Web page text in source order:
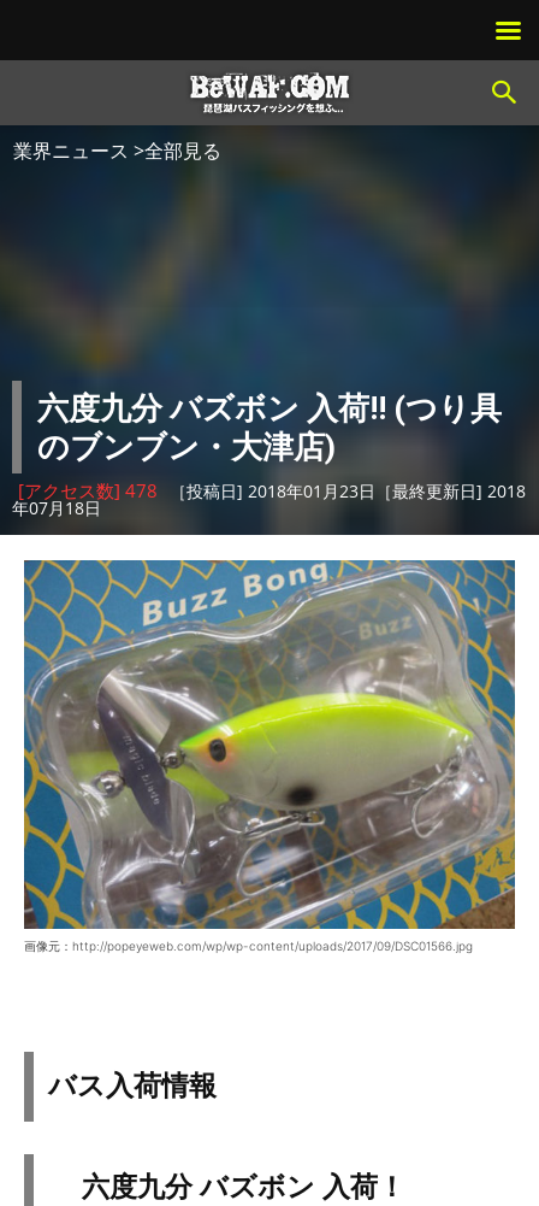
業界ニュース >全部見る
六度九分 バズボン 入荷!! (つり具
のブンブン・大津店)
[アクセス数] 478 ［投稿日] 2018年01月23日［最終更新日] 2018
年07月18日
画像元：http://popeyeweb.com/wp/wp-content/uploads/2017/09/DSC01566.jpg
バス入荷情報
六度九分 バズボン 入荷！